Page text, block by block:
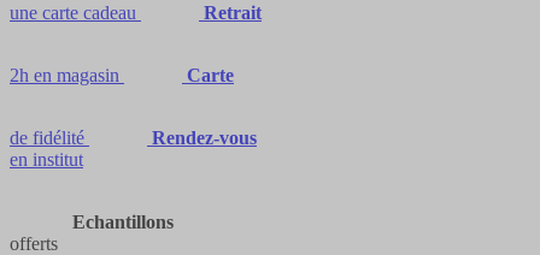
une carte cadeau Retrait
2h en magasin Carte
de fidélité
Rendez-vous
en institut
Echantillons
offerts